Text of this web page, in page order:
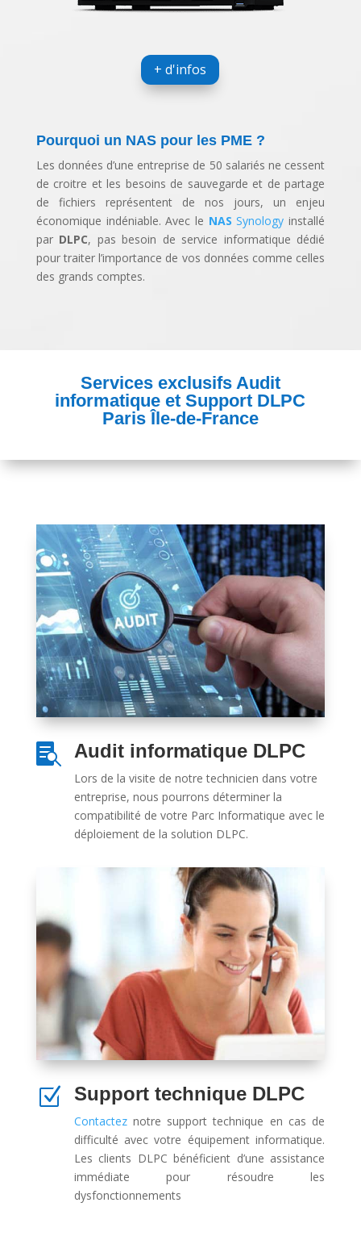
+ d'infos
Pourquoi un NAS pour les PME ?
Les données d’une entreprise de 50 salariés ne cessent
de croitre et les besoins de sauvegarde et de partage
de fichiers représentent de nos jours, un enjeu
économique indéniable. Avec le NAS Synology installé
par DLPC, pas besoin de service informatique dédié
pour traiter l’importance de vos données comme celles
des grands comptes.
Services exclusifs Audit
informatique et Support DLPC
Paris Île-de-France
 Audit informatique DLPC
Lors de la visite de notre technicien dans votre
entreprise, nous pourrons déterminer la
compatibilité de votre Parc Informatique avec le
déploiement de la solution DLPC.
Z Support technique DLPC
Contacteznotre support technique en cas de
difficulté avec votre équipement informatique.
Les clients DLPC bénéficient d’une assistance
immédiate pour résoudre les
dysfonctionnements